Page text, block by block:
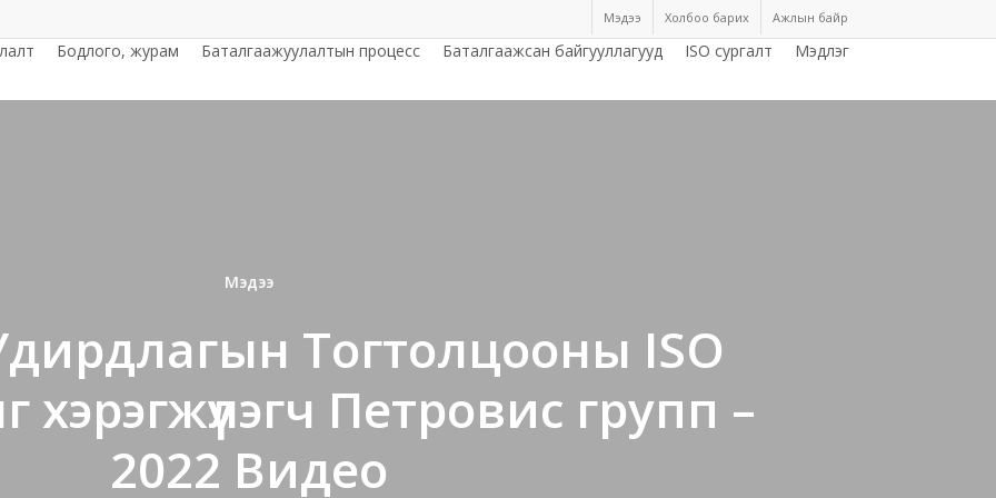
Мэдээ Холбоо барих Ажлын байр
Бодлого, журам Баталгаажуулалтын процесс Баталгаажсан байгууллагууд ISO сургалт Мэдлэг
Мэдээ
Тогтолцооны ISO
хэрэгжүүлэгч Петровис групп –
2022 Видео